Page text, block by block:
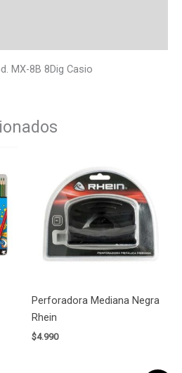
MX-8B 8Dig Casio
Perforadora Mediana Negra
Rhein
$4.990